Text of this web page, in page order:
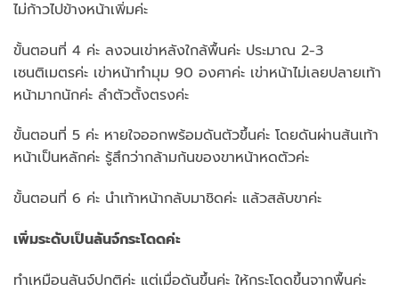
ไม่ก้าวไปข้างหน้าเพิ่มค่ะ
ขั้นตอนที่ 4 ค่ะ ลงจนเข่าหลังใกล้พื้นค่ะ ประมาณ 2-3
เซนติเมตรค่ะ เข่าหน้าทำมุม 90 องศาค่ะ เข่าหน้าไม่เลยปลายเท้า
หน้ามากนักค่ะ ลำตัวตั้งตรงค่ะ
ขั้นตอนที่ 5 ค่ะ หายใจออกพร้อมดันตัวขึ้นค่ะ โดยดันผ่านส้นเท้า
หน้าเป็นหลักค่ะ รู้สึกว่ากล้ามก้นของขาหน้าหดตัวค่ะ
ขั้นตอนที่ 6 ค่ะ นำเท้าหน้ากลับมาชิดค่ะ แล้วสลับขาค่ะ
เพิ่มระดับเป็นลันจ์กระโดดค่ะ
ทำเหมือนลันจ์ปกติค่ะ แต่เมื่อดันขึ้นค่ะ ให้กระโดดขึ้นจากพื้นค่ะ